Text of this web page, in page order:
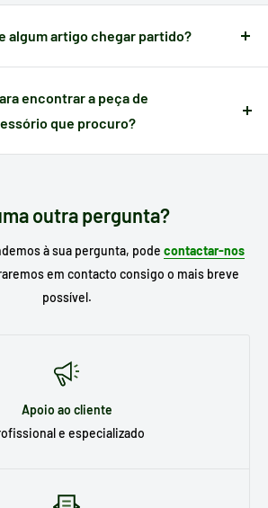
algum artigo chegar partido?
algum defeito causado no
24 horas a partir do momento da
e poder gerir a ocorrência.
encontrar a peça de
que procuro?
do nosso site omodelo do seu
outra pergunta?
à sua pergunta, pode contactar-nos
em contacto consigo o mais breve
possível.
Apoio ao cliente
e especializado